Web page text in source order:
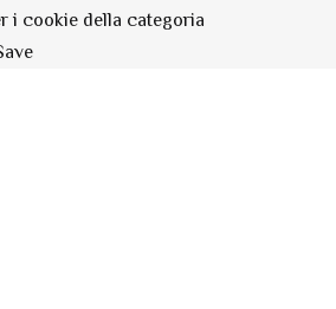
i cookie della categoria